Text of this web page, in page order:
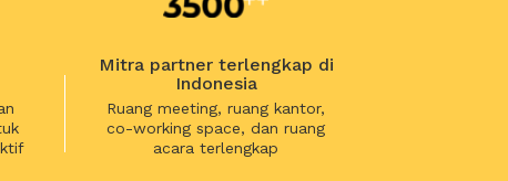
Mitra partner terlengkap di
Indonesia
Ruang meeting, ruang kantor,
co-working space, dan ruang
acara terlengkap